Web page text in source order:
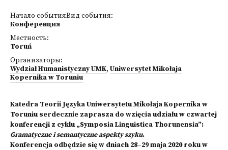
Начало событияВид события:
Конференция
Местность:
Toruń
Организаторы:
Wydział Humanistyczny UMK, Uniwersytet Mikołaja
Kopernika w Toruniu
Katedra Teorii Języka Uniwersytetu Mikołaja Kopernika w
Toruniu serdecznie zaprasza do wzięcia udziału w czwartej
konferencji z cyklu „Symposia Linguistica Thorunensia”:
Gramatyczne i semantyczne aspekty szyku.
Konferencja odbędzie się w dniach 28–29 maja 2020 roku w